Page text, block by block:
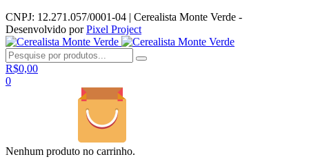
CNPJ: 12.271.057/0001-04 | Cerealista Monte Verde -
Desenvolvido porPixel Project
R$0,00
0
Nenhum produto no carrinho.